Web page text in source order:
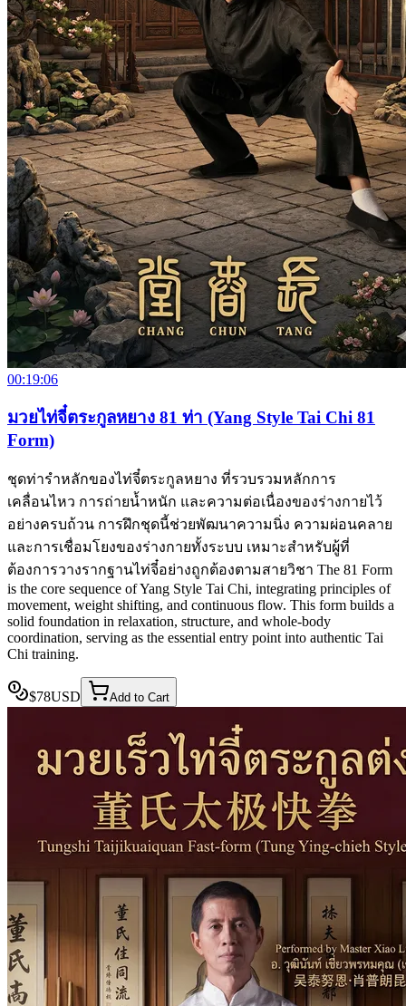
00:19:06
มวยไท่จี๋ตระกูลหยาง 81 ท่า (Yang Style Tai Chi 81
Form)
ชุดท่ารำหลักของไท่จี๋ตระกูลหยาง ที่รวบรวมหลักการ
เคลื่อนไหว การถ่ายน้ำหนัก และความต่อเนื่องของร่างกายไว้
อย่างครบถ้วน การฝึกชุดนี้ช่วยพัฒนาความนิ่ง ความผ่อนคลาย
และการเชื่อมโยงของร่างกายทั้งระบบ เหมาะสำหรับผู้ที่
ต้องการวางรากฐานไท่จี๋อย่างถูกต้องตามสายวิชา The 81 Form
is the core sequence of Yang Style Tai Chi, integrating principles of
movement, weight shifting, and continuous flow. This form builds a
solid foundation in relaxation, structure, and whole-body
coordination, serving as the essential entry point into authentic Tai
Chi training.
$78USD Add to Cart